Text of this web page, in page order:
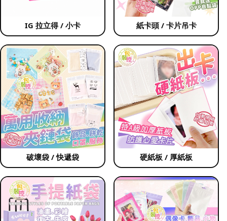
IG 拉立得 / 小卡 紙卡頭 / 卡片吊卡
破壞袋 / 快遞袋 硬紙板 / 厚紙板